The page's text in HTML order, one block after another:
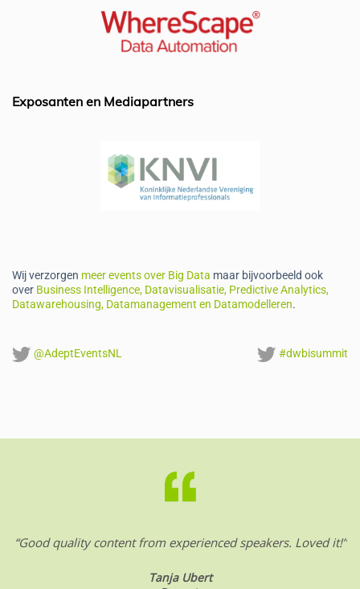
k
A
p
Exposanten en Mediapartners
Wij verzorgen meer events over Big Data maar bijvoorbeeld ook
over Business Intelligence, Datavisualisatie, Predictive Analytics,
Datawarehousing, Datamanagement en Datamodelleren.
@AdeptEventsNL #dwbisummit
“Good quality content from experienced speakers. Loved it!”
Tanja Ubert